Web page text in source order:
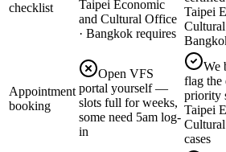
checklist
Taipei Economic
and Cultural Office
· Bangkok requires
Taipei
Appointment
booking
Open VFS
portal yourself —
slots full for weeks,
some need 5am log-
in
We
flag the
priority
Taipei
cases